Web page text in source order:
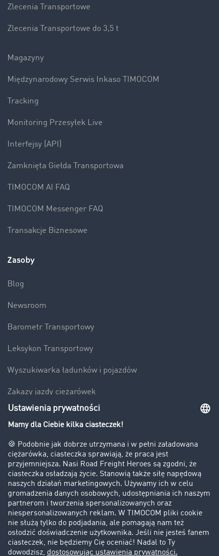
Zlecenia Transportowe
Zlecenia Transportowe do 3,5 t
Magazyny
Międzynarodowy Serwis Inkaso TIMOCOM
Tracking
Monitoring Przesyłek Live
Interfejsy (API)
Zamknięta Giełda Transportowa
TIMOCOM AI FAQ
TIMOCOM Messenger FAQ
Transakcje Biznesowe
Zasoby
Blog
Newsroom
Barometr Transportowy
Leksykon Transportowy
Wyszukiwarka ładunków i pojazdów
Zakazy jazdy ciężarówek
Bezpieczeństwo
Firma
Historie sukcesu
Klienci pozyskują nowych klientów
Informacje prawne
Impressum